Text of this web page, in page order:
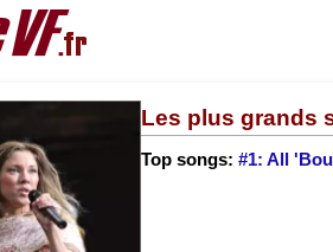
Les plus grands
Top songs: #1: All